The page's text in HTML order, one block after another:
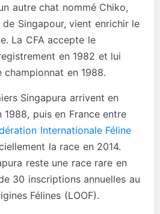
autre chat nommé Chiko,
Singapour, vient enrichir le
La CFA accepte le
en 1982 et lui
en 1988.
Singapura arrivent en
1988, puis en France entre
Internationale Féline
la race en 2014.
reste une race rare en
30 inscriptions annuelles au
Félines (LOOF).